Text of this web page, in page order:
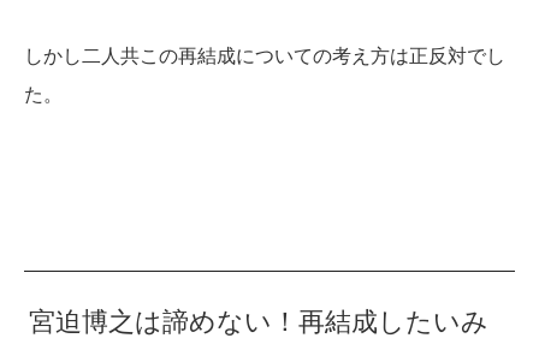
しかし二人共この再結成についての考え方は正反対でし
た。
宮迫博之は諦めない！再結成したいみ